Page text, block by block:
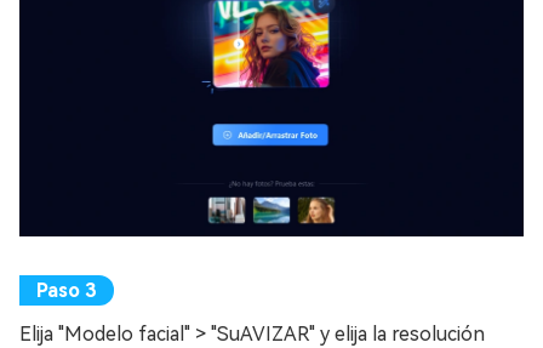
Elija "Modelo facial" > "SuAVIZAR" y elija la resolución